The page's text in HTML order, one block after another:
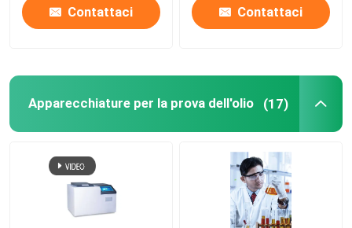
Contattaci Contattaci
Apparecchiature per la prova dell'olio (17)